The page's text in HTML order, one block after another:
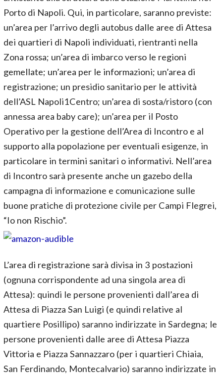
Porto di Napoli. Qui, in particolare, saranno previste:
un’area per l’arrivo degli autobus dalle aree di Attesa
dei quartieri di Napoli individuati, rientranti nella
Zona rossa; un’area di imbarco verso le regioni
gemellate; un’area per le informazioni; un’area di
registrazione; un presidio sanitario per le attività
dell’ASL Napoli1Centro; un’area di sosta/ristoro (con
annessa area baby care); un’area per il Posto
Operativo per la gestione dell’Area di Incontro e al
supporto alla popolazione per eventuali esigenze, in
particolare in termini sanitari o informativi. Nell’area
di Incontro sarà presente anche un gazebo della
campagna di informazione e comunicazione sulle
buone pratiche di protezione civile per Campi Flegrei,
“Io non Rischio”.
L’area di registrazione sarà divisa in 3 postazioni
(ognuna corrispondente ad una singola area di
Attesa): quindi le persone provenienti dall’area di
Attesa di Piazza San Luigi (e quindi relative al
quartiere Posillipo) saranno indirizzate in Sardegna; le
persone provenienti dalle aree di Attesa Piazza
Vittoria e Piazza Sannazzaro (per i quartieri Chiaia,
San Ferdinando, Montecalvario) saranno indirizzate in